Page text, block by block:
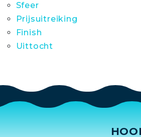
Sfeer
Prijsuitreiking
Finish
Uittocht